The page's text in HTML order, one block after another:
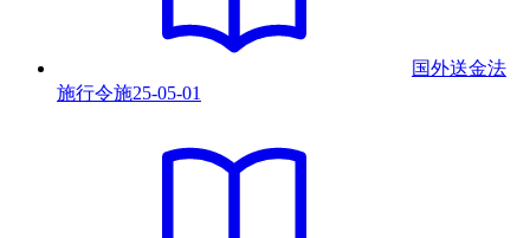
国外送金法
施行令施25-05-01